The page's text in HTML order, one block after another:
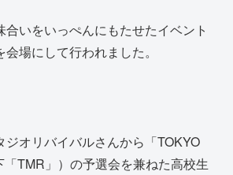
合いをいっぺんにもたせたイベント
場にして行われました。
ジオリバイバルさんから「TOKYO
TMR」）の予選会を兼ねた高校生